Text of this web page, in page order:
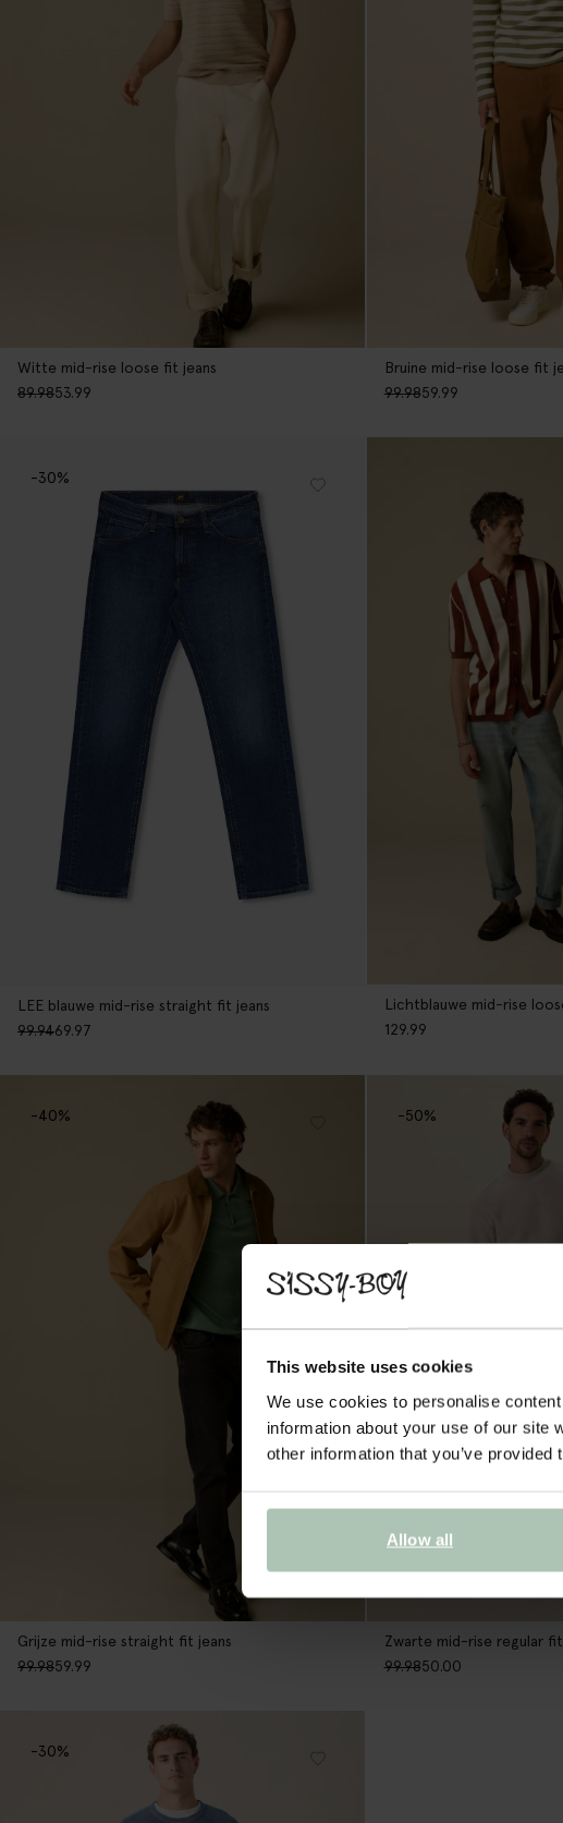
This website uses cookies
We use cookies to personalise
information about your use of our site
other information that you’ve
Allow all
Witte mid-rise loose fit jeans
89.9853.99
Bruine mid-rise loose fit
99.9859.99
LEE blauwe mid-rise straight fit jeans
99.9469.97
-30%
Lichtblauwe mid-rise
129.99
Grijze mid-rise straight fit jeans
99.9859.99
-40%
Zwarte mid-rise regular fit
99.9850.00
-50%
-30%